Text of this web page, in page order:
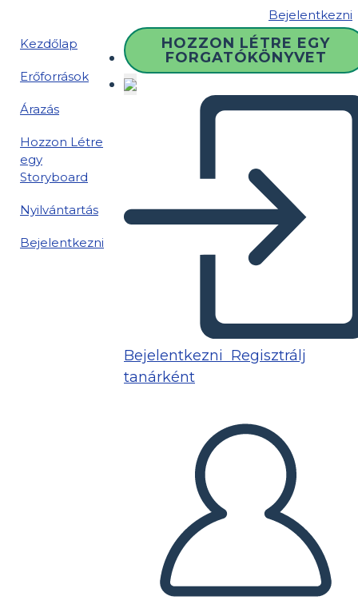
Bejelentkezni
Kezdőlap
Erőforrások
Árazás
Hozzon Létre
egy
Storyboard
Nyilvántartás
Bejelentkezni
HOZZON LÉTRE EGY
FORGATÓKÖNYVET
Bejelentkezni Regisztrálj
tanárként